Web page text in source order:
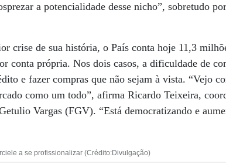
a potencialidade desse nicho”, sobretudo
crise de sua história, o País conta hoje 11,3
conta própria. Nos dois casos, a dificuldade de
e fazer compras que não sejam à vista. “Vejo
como um todo”, afirma Ricardo Teixeira,
Vargas (FGV). “Está democratizando e
a se profissionalizar (Crédito:Divulgação)